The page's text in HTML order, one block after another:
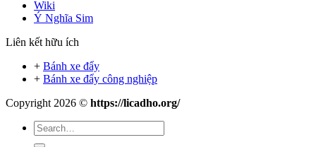
Wiki
Ý Nghĩa Sim
Liên kết hữu ích
+ Bánh xe đẩy
+ Bánh xe đẩy công nghiệp
Copyright 2026 © https://licadho.org/